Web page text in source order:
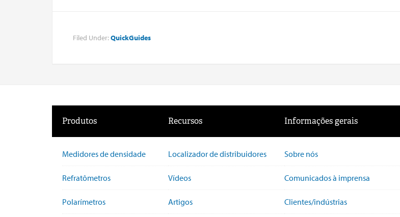
Filed Under: QuickGuides
Produtos
Medidores de densidade
Refratômetros
Polarímetros
Recursos
Localizador de distribuidores
Vídeos
Artigos
Informações gerais
Sobre nós
Comunicados à imprensa
Clientes/indústrias